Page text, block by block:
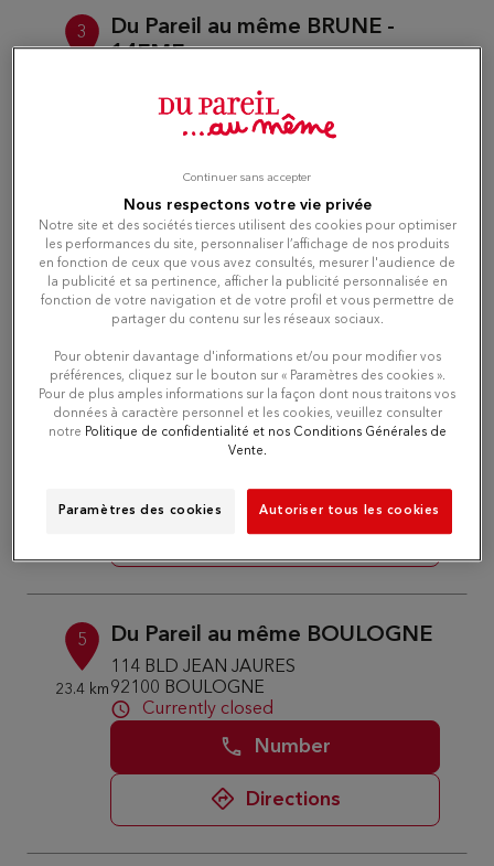
3
Du Pareil au même BRUNE -
14EME
75014 PARIS
Currently closed
Directions
23.14
km
Du Pareil au même ST MAUR
11 RUE ST HILAIRE
94210 LA VARENNE ST HILAIRE
Currently closed
Number
Directions
5
23.4 km
Du Pareil au même BOULOGNE
114 BLD JEAN JAURES
92100 BOULOGNE
Currently closed
Number
Directions
Nous respectons votre vie privée
Notre site et des sociétés tierces utilisent des cookies pour optimiser
les performances du site, personnaliser l’affichage de nos produits
en fonction de ceux que vous avez consultés, mesurer l'audience de
la publicité et sa pertinence, afficher la publicité personnalisée en
fonction de votre navigation et de votre profil et vous permettre de
partager du contenu sur les réseaux sociaux.
Pour obtenir davantage d'informations et/ou pour modifier vos
préférences, cliquez sur le bouton sur « Paramètres des cookies ».
Pour de plus amples informations sur la façon dont nous traitons vos
données à caractère personnel et les cookies, veuillez consulter
notre Politique de confidentialité et nos Conditions Générales de
Vente.
Paramètres des cookies Autoriser tous les cookies
Continuer sans accepter